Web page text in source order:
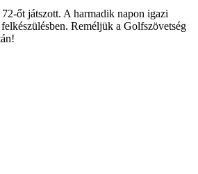
őt játszott. A harmadik napon igazi
Reméljük a Golfszövetség